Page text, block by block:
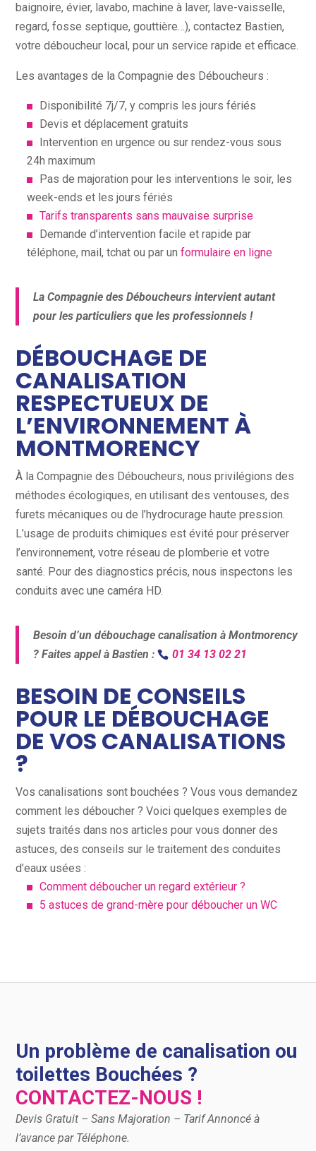
baignoire, évier, lavabo, machine à laver, lave-vaisselle,
regard, fosse septique, gouttière…), contactez Bastien,
votre déboucheur local, pour un service rapide et efficace.
Les avantages de la Compagnie des Déboucheurs :
Disponibilité 7j/7, y compris les jours fériés
Devis et déplacement gratuits
Intervention en urgence ou sur rendez-vous sous
24h maximum
Pas de majoration pour les interventions le soir, les
week-ends et les jours fériés
Tarifs transparents sans mauvaise surprise
Demande d’intervention facile et rapide par
téléphone, mail, tchat ou par unformulaire en ligne
La Compagnie des Déboucheurs intervient autant
pour les particuliers que les professionnels !
DÉBOUCHAGE DE
CANALISATION
RESPECTUEUX DE
L’ENVIRONNEMENT À
MONTMORENCY
À la Compagnie des Déboucheurs, nous privilégions des
méthodes écologiques, en utilisant des ventouses, des
furets mécaniques ou de l’hydrocurage haute pression.
L’usage de produits chimiques est évité pour préserver
l’environnement, votre réseau de plomberie et votre
santé. Pour des diagnostics précis, nous inspectons les
conduits avec une caméra HD.
Besoin d’un débouchage canalisation à Montmorency
? Faites appel à Bastien :
01 34 13 02 21
BESOIN DE CONSEILS
POUR LE DÉBOUCHAGE
DE VOS CANALISATIONS
?
Vos canalisations sont bouchées ? Vous vous demandez
comment les déboucher ? Voici quelques exemples de
sujets traités dans nos articles pour vous donner des
astuces, des conseils sur le traitement des conduites
d’eaux usées :
Comment déboucher un regard extérieur ?
5 astuces de grand-mère pour déboucher un WC
Un problème de canalisation ou
toilettes Bouchées ?
CONTACTEZ-NOUS !
Devis Gratuit – Sans Majoration – Tarif Annoncé à
l’avance par Téléphone.